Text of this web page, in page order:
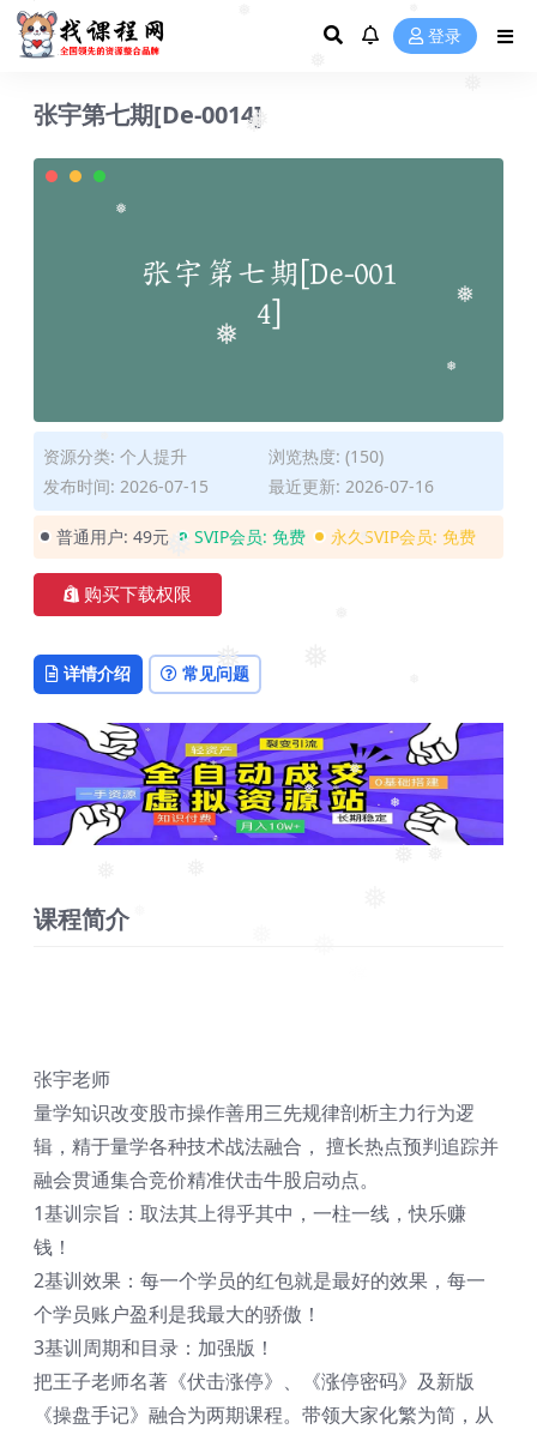
❅
❅
❅
❅
❅
❅
❅
❅
❅
❅
❅ 登录
张宇第七期[De-0014]
资源分类: 个人提升
浏览热度: (150)
发布时间: 2026-07-15
最近更新: 2026-07-16
普通用户: 49元 SVIP会员: 免费 永久SVIP会员: 免费
购买下载权限
详情介绍 常见问题
课程简介
张宇老师
量学知识改变股市操作善用三先规律剖析主力行为逻
辑，精于量学各种技术战法融合， 擅长热点预判追踪并
融会贯通集合竞价精准伏击牛股启动点。
1基训宗旨：取法其上得乎其中，一柱一线，快乐赚
钱！
2基训效果：每一个学员的红包就是最好的效果，每一
个学员账户盈利是我最大的骄傲！
3基训周期和目录：加强版！
把王子老师名著《伏击涨停》、《涨停密码》及新版
《操盘手记》融合为两期课程。带领大家化繁为简，从